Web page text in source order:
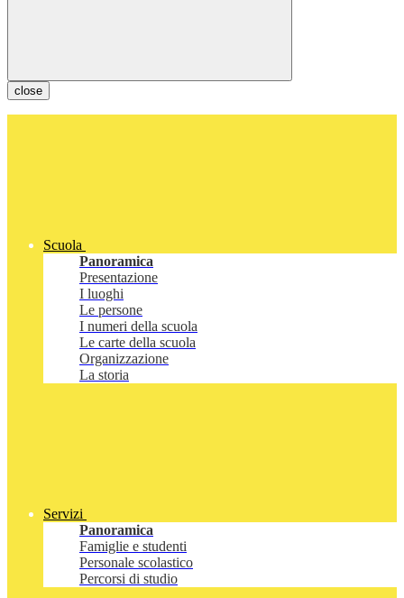
close
Scuola
Panoramica
Presentazione
I luoghi
Le persone
I numeri della scuola
Le carte della scuola
Organizzazione
La storia
Servizi
Panoramica
Famiglie e studenti
Personale scolastico
Percorsi di studio